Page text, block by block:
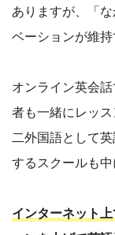
ありますが、「
ベーションが維持
オンライン英会
者も一緒にレッ
二外国語として
するスクールも中
インターネット